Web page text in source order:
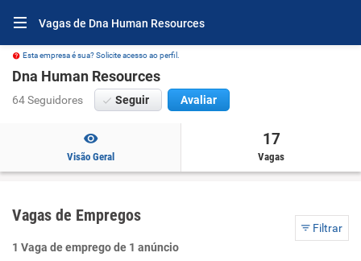
Vagas de Dna Human Resources
Esta empresa é sua? Solicite acesso ao perfil.
Dna Human Resources
64 Seguidores Seguir Avaliar
Visão Geral
17
Vagas
Vagas de Empregos
Filtrar
1 Vaga de emprego de 1 anúncio